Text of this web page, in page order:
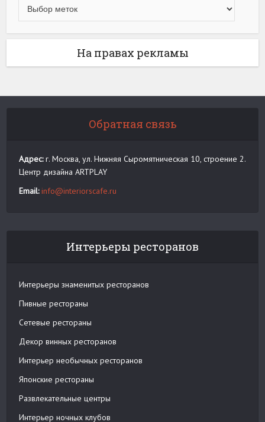
На правах рекламы
Обратная связь
Адрес:г. Москва, ул. Нижняя Сыромятническая 10, строение 2.
Центр дизайна ARTPLAY
Email: info@interiorscafe.ru
Интерьеры ресторанов
Интерьеры знаменитых ресторанов
Пивные рестораны
Сетевые рестораны
Декор винных ресторанов
Интерьер необычных ресторанов
Японские рестораны
Развлекательные центры
Интерьер ночных клубов